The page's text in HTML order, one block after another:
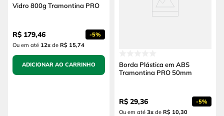
Vidro 800g Tramontina PRO
R$ 179,46 -5%
Ou em até 12x de R$ 15,74
ADICIONAR AO CARRINHO
Borda Plástica em ABS
Tramontina PRO 50mm
R$ 29,36 -5%
Ou em até 3x de R$ 10,30